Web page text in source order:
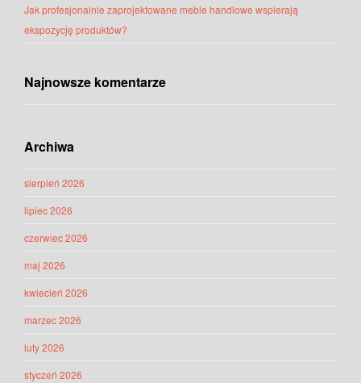
Jak profesjonalnie zaprojektowane meble handlowe wspierają
ekspozycję produktów?
Najnowsze komentarze
Archiwa
sierpień 2026
lipiec 2026
czerwiec 2026
maj 2026
kwiecień 2026
marzec 2026
luty 2026
styczeń 2026